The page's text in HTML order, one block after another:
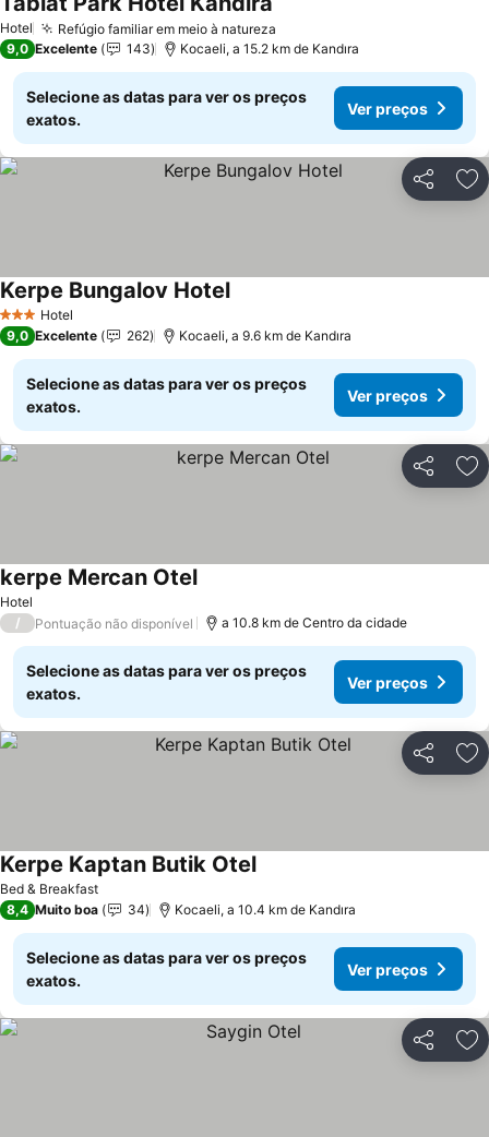
Hotel Refúgio familiar em meio à natureza
9,0 Excelente 143 Kocaeli, a 15.2 km de Kandıra
Selecione as datas para ver os preços
exatos.
Ver preços
Partilhar
3 EstrelasHotel
Kerpe Bungalov HotelVer preços
9,0 Excelente 262 Kocaeli, a 9.6 km de Kandıra
Selecione as datas para ver os preços
exatos.
Ver preços
Partilhar
Hotel
kerpe Mercan OtelVer preços
/ Pontuação não disponível a 10.8 km de Centro da cidade
Selecione as datas para ver os preços
exatos.
Ver preços
Partilhar
Bed & Breakfast
Kerpe Kaptan Butik OtelVer preços
8,4 Muito boa 34 Kocaeli, a 10.4 km de Kandıra
Selecione as datas para ver os preços
exatos.
Ver preços
Partilhar